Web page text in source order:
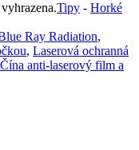
Tipy - Horké
Ray Radiation,
, Laserová ochranná
Čína anti-laserový film a